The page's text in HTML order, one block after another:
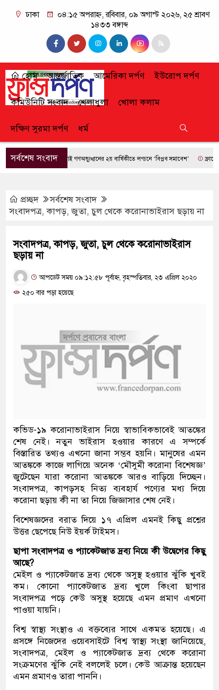
ঢাকা
০৪:১৫ অপরাহ্ন, রবিবার, ০৯ অগাস্ট ২০২৬, ২৫ শ্রাবণ
১৪৩৩ বঙ্গাব্দ
হোম আন্তর্জাতিক আমেরিকা দর্পণ ইউরোপ দর্পণ
কমিউনিটি সংবাদ খেলাধুলা খোলা কলাম
দক্ষিণ সুরমা দর্পণ ধর্ম
সর্বশেষ সংবাদজুলাই গণঅভ্যুত্থানের ২য় বার্ষিকীতে লন্ডনে ‘বিপ্লব সমাবেশ’ ফ্রান্সে
প্রচ্ছদ
সর্বশেষ সংবাদ
সংবাদপত্র, কাপড়, জুতা, চুল থেকে করোনাভাইরাস ছড়ায় না
সংবাদপত্র, কাপড়, জুতা, চুল থেকে করোনাভাইরাস
ছড়ায় না
আপডেট সময় ০৯:১২:৫৮ পূর্বাহ্ন, বৃহস্পতিবার, ২৩ এপ্রিল ২০২০
২৫০ বার পড়া হয়েছে
কভিড-১৯ করোনাভাইরাস নিয়ে স্বাভাবিকভাবেই আতঙ্কের
শেষ নেই। নতুন ভাইরাস হওয়ার কারণে এ সম্পর্কে
বিস্তারিত তথ্যও এখনো জানা সম্ভব হয়নি। মানুষের এমন
আতঙ্ককে কাজে লাগিয়ে অনেক ‘মৌসুমী করোনা বিশেষজ্ঞ’
জুটেছেন যারা করোনা আতঙ্ককে আরও বাড়িয়ে দিচ্ছেন।
সংবাদপত্র, কাপড়সহ নিত্য ব্যবহার্য পণ্যের মধ্য দিয়ে
করোনা ছড়ায় কী না তা নিয়ে জিজ্ঞাসার শেষ নেই।
বিশেষজ্ঞদের বরাত দিয়ে ১৭ এপ্রিল এমনই কিছু প্রশ্নের
উত্তর ছেপেছে নিউ ইয়র্ক টাইমস।
ছাপা সংবাদপত্র ও প্যাকেটজাত দ্রব্য নিয়ে কী উদ্বেগের কিছু
আছে?
মেইল ও প্যাকেটজাত দ্রব্য থেকে অসুস্থ হওয়ার ঝুঁকি খুবই
কম। কোনো প্যাকেটজাত দ্রব্য খুলে কিংবা ছাপার
সংবাদপত্র পড়ে কেউ অসুস্থ হয়েছে এমন প্রমাণ এখনো
পাওয়া যায়নি।
বিশ্ব স্বাস্থ্য সংস্থাও এ বক্তব্যের সাথে একমত হয়েছে। এ
প্রসঙ্গে নিজেদের ওয়েবসাইটে বিশ্ব স্বাস্থ্য সংস্থা জানিয়েছে,
সংবাদপত্র, মেইল ও প্যাকেটজাত দ্রব্য থেকে করোনা
সংক্রমণের ঝুঁকি নেই বললেই চলে। কেউ আক্রান্ত হয়েছেন
এমন প্রমাণও তারা পাননি।